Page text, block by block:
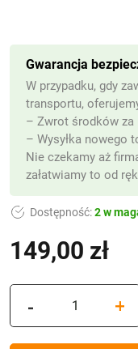
149,00 zł
Dostępność:2 w
Gwarancja
W przypadku, gdy
transportu,
– Zwrot środków za
– Wysyłka nowego
Nie czekamy aż
załatwiamy to od
-
Znicz
+